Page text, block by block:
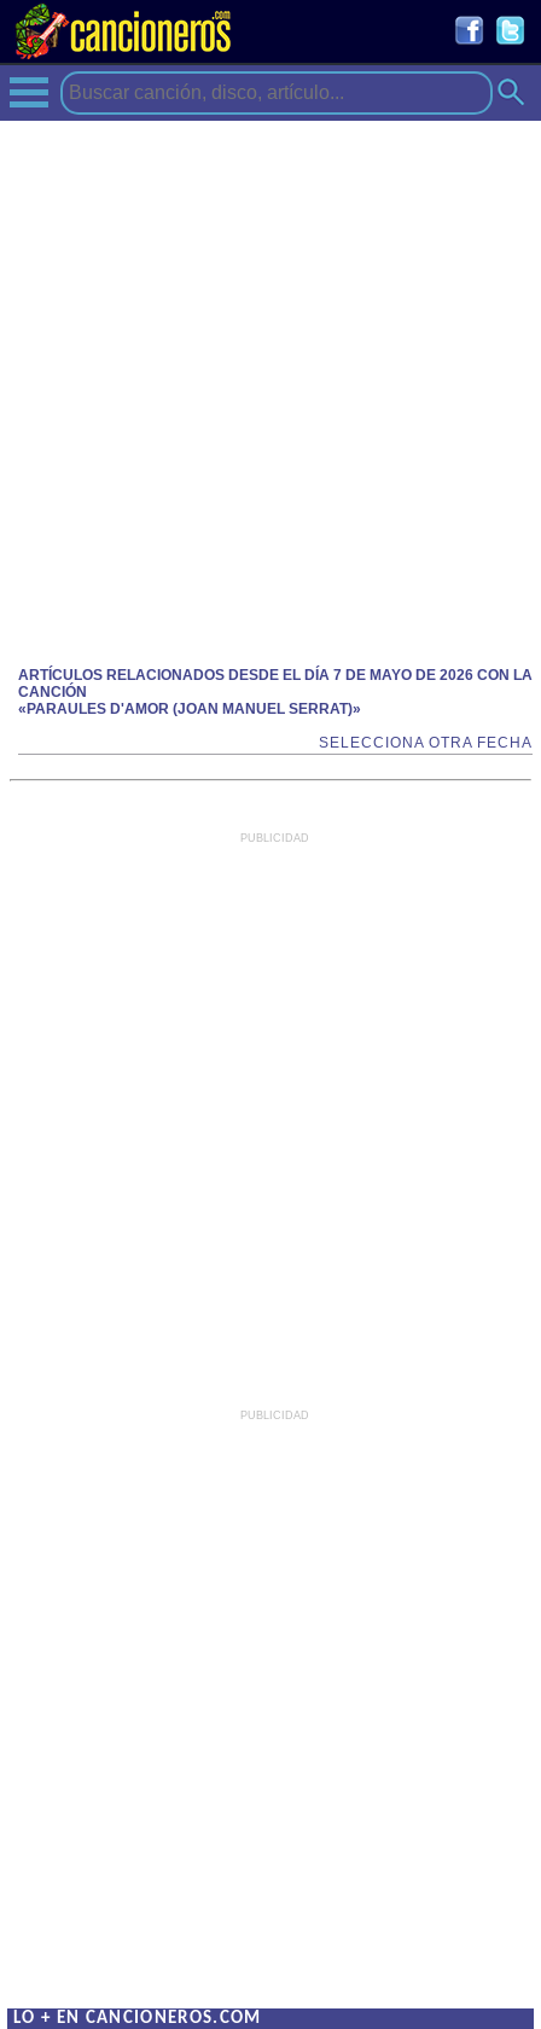
ARTÍCULOS RELACIONADOS DESDE EL DÍA 7 DE MAYO DE 2026 CON LA
CANCIÓN
«PARAULES D'AMOR (JOAN MANUEL SERRAT)»
SELECCIONA OTRA FECHA
PUBLICIDAD
PUBLICIDAD
LO + EN CANCIONEROS.COM